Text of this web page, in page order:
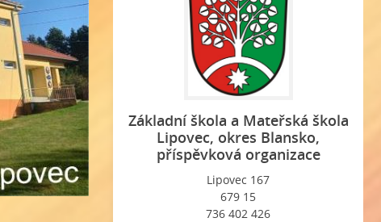
Základní škola a Mateřská škola
Lipovec, okres Blansko,
příspěvková organizace
Lipovec 167
679 15
736 402 426